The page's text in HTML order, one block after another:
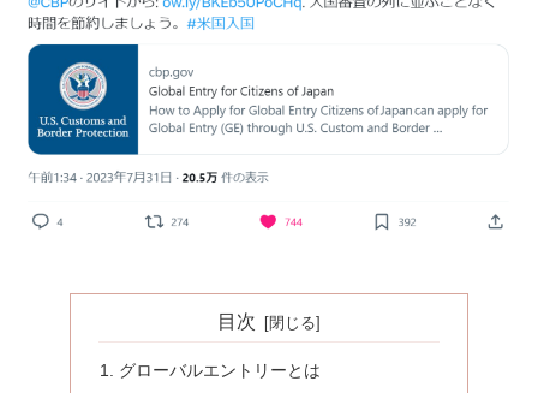
目次
グローバルエントリーとは